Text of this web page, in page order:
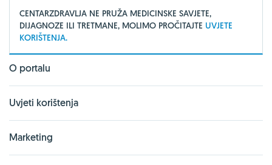
CENTARZDRAVLJA NE PRUŽA MEDICINSKE SAVJETE,
DIJAGNOZE ILI TRETMANE, MOLIMO PROČITAJTE UVJETE
KORIŠTENJA.
O portalu
Uvjeti korištenja
Marketing